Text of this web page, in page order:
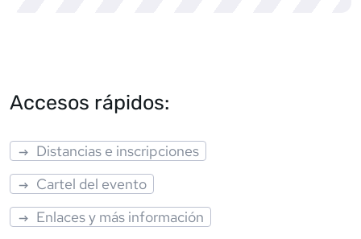
Accesos rápidos:
Distancias e inscripciones
Cartel del evento
Enlaces y más información